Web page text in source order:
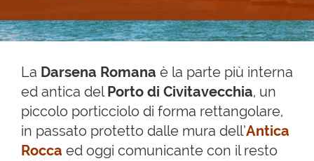
La Darsena Romana è la parte più interna
ed antica delPorto di Civitavecchia, un
piccolo porticciolo di forma rettangolare,
in passato protetto dalle mura dell’Antica
Rocca ed oggi comunicante con il resto